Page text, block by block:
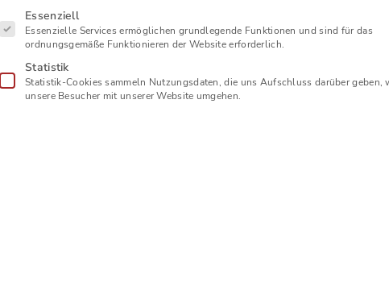
Förderer und Partner
Es folgt eine Liste der Service-Gruppen, für die eine
Essenziell
Essenzielle Services ermöglichen grundlegende Funktionen und sind für das
ordnungsgemäße Funktionieren der Website erforderlich.
Statistik
Statistik-Cookies sammeln Nutzungsdaten, die uns Aufschluss darüber geben,
unsere Besucher mit unserer Website umgehen.